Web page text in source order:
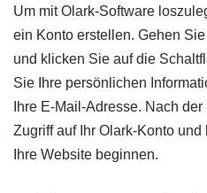
Um mit Olark-Software
ein Konto erstellen. Gehen
und klicken Sie auf die
Sie Ihre persönlichen
Ihre E-Mail-Adresse. Nach
Zugriff auf Ihr Olark-Konto
Ihre Website beginnen.